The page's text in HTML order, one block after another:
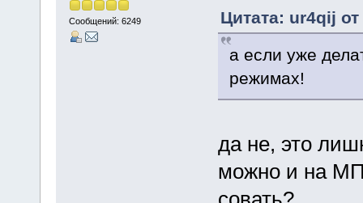
Сообщений: 6249
Цитата: ur4qij
а если уже
режимах!
да не, это
можно и на